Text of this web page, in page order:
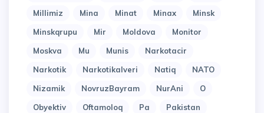
Millimiz
Mina Minat Minax
Minsk
Minskqrupu
Mir Moldova
Monitor
Moskva
Mu Munis
Narkotacir
Narkotik
Narkotikalveri Natiq
NATO
Nizamik
NovruzBayram NurAni
O
Obyektiv
Oftamoloq Pa
Pakistan